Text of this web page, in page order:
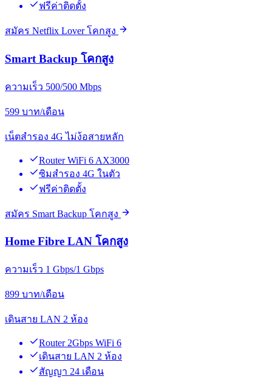
ฟรีค่าติดตั้ง
สมัคร Netflix Lover โคกสูง
Smart Backup โคกสูง
ความเร็ว 500/500 Mbps
599 บาท/เดือน
เน็ตสำรอง 4G ไม่ง้อสายหลัก
Router WiFi 6 AX3000
ซิมสำรอง 4G ในตัว
ฟรีค่าติดตั้ง
สมัคร Smart Backup โคกสูง
Home Fibre LAN โคกสูง
ความเร็ว 1 Gbps/1 Gbps
899 บาท/เดือน
เดินสาย LAN 2 ห้อง
Router 2Gbps WiFi 6
เดินสาย LAN 2 ห้อง
สัญญา 24 เดือน